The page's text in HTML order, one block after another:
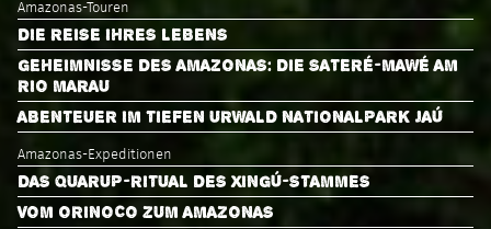
Amazonas-Touren
DIE REISE IHRES LEBENS
GEHEIMNISSE DES AMAZONAS: DIE SATERÉ-MAWÉ AM
RIO MARAU
ABENTEUER IM TIEFEN URWALD NATIONALPARK JAÚ
Amazonas-Expeditionen
DAS QUARUP-RITUAL DES XINGÚ-STAMMES
VOM ORINOCO ZUM AMAZONAS